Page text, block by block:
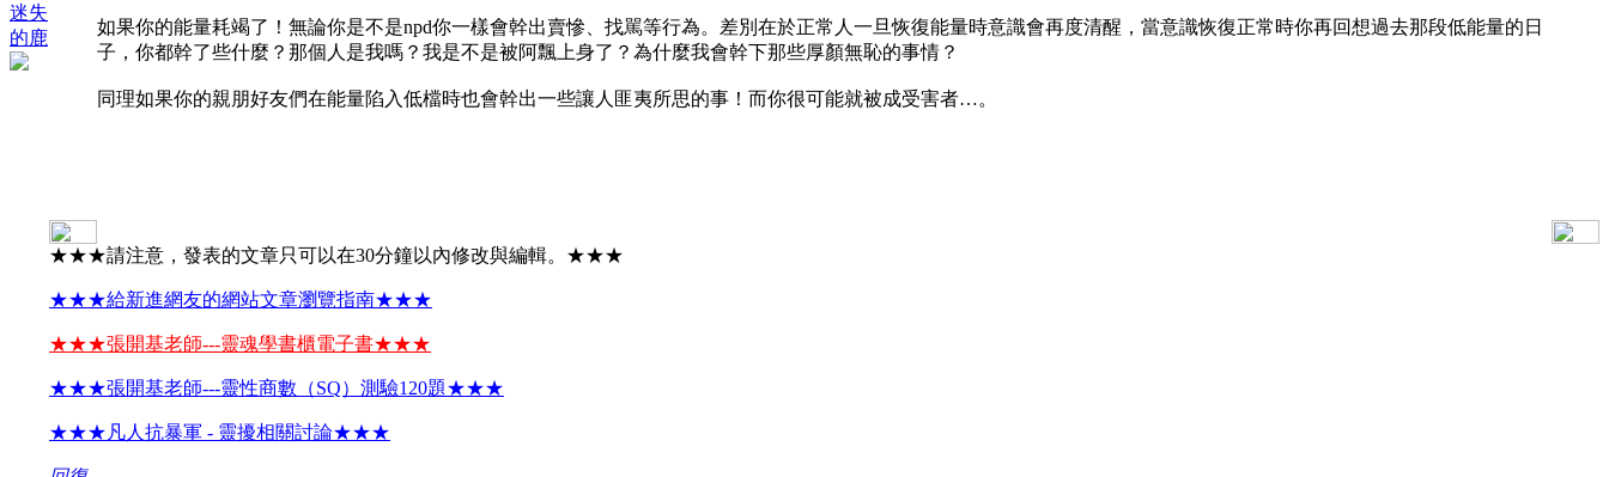
迷失
的鹿
如果你的能量耗竭了！無論你是不是npd你一樣會幹出賣慘、找駡等行為。差別在於正常人一旦恢復能量時意識會再度清醒，當意識恢復正常時你再回想過去那段低能量的日
子，你都幹了些什麼？那個人是我嗎？我是不是被阿飄上身了？為什麼我會幹下那些厚顏無恥的事情？
同理如果你的親朋好友們在能量陷入低檔時也會幹出一些讓人匪夷所思的事！而你很可能就被成受害者…。
★★★請注意，發表的文章只可以在30分鐘以內修改與編輯。★★★
★★★給新進網友的網站文章瀏覽指南★★★
★★★張開基老師---靈魂學書櫃電子書★★★
★★★張開基老師---靈性商數（SQ）測驗120題★★★
★★★凡人抗暴軍 - 靈擾相關討論★★★